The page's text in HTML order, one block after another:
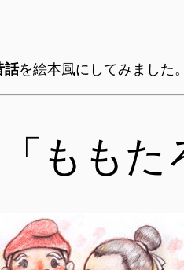
話を絵本風にしてみました
ももた